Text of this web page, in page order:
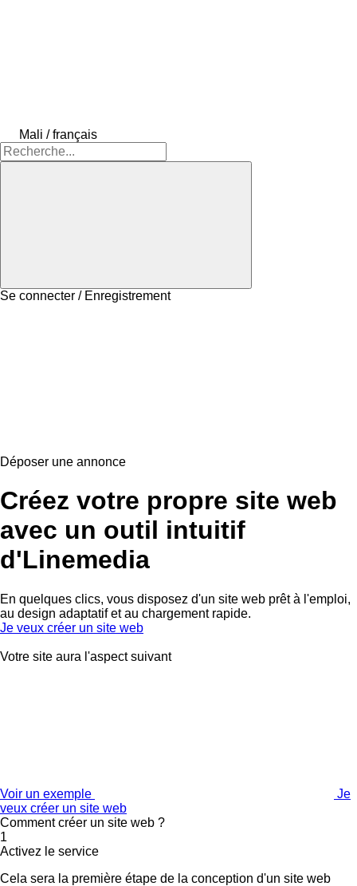
Mali / français
Se connecter / Enregistrement
Déposer une annonce
Créez votre propre site web
avec un outil intuitif
d'Linemedia
En quelques clics, vous disposez d'un site web prêt à l'emploi,
au design adaptatif et au chargement rapide.
Je veux créer un site web
Votre site aura l'aspect suivant
Voir un exemple
Je
veux créer un site web
Comment créer un site web ?
1
Activez le service
Cela sera la première étape de la conception d'un site web